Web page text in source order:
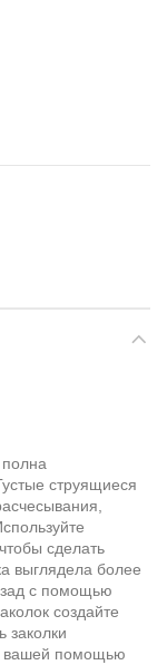
полна
струящиеся
сделать
выглядела более
с помощью
создайте
заколки
вашей помощью